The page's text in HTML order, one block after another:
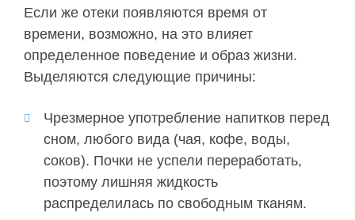
Если же отеки появляются время от
времени, возможно, на это влияет
определенное поведение и образ жизни.
Выделяются следующие причины:
Чрезмерное употребление напитков перед
сном, любого вида (чая, кофе, воды,
соков). Почки не успели переработать,
поэтому лишняя жидкость
распределилась по свободным тканям.